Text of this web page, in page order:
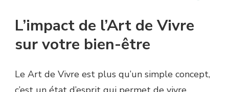
L’impact de l’Art de Vivre
sur votre bien-être
Le Art de Vivre est plus qu’un simple concept,